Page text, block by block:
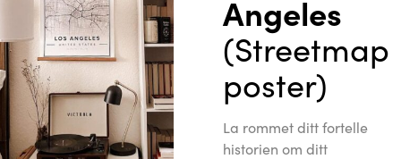
Angeles
(Streetmap
poster)
La rommet ditt fortelle
historien om ditt